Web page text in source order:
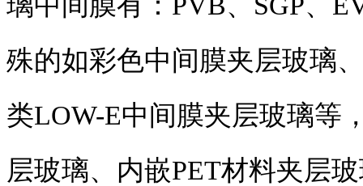
殊的如彩色中间膜夹层玻璃
类LOW-E中间膜夹层玻璃等
层玻璃、内嵌PET材料夹层